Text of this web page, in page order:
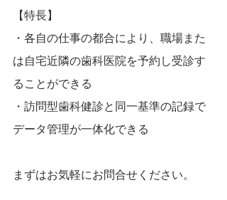
【特長】
・各自の仕事の都合により、職場また
は自宅近隣の歯科医院を予約し受診す
ることができる
・訪問型歯科健診と同一基準の記録で
データ管理が一体化できる
まずはお気軽にお問合せください。